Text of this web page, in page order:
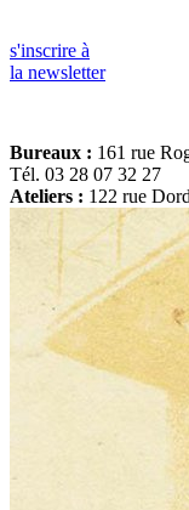
s'inscrire à
la newsletter
Bureaux : 161 rue
Tél. 03 28 07 32 27
Ateliers : 122 rue